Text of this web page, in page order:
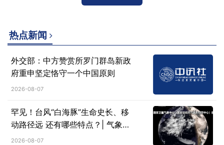
热点新闻
外交部：中方赞赏所罗门群岛新政
府重申坚定恪守一个中国原则
2026-08-07
罕见！台风“白海豚”生命史长、移
动路径远 还有哪些特点？| 气象科
普→
2026-08-07